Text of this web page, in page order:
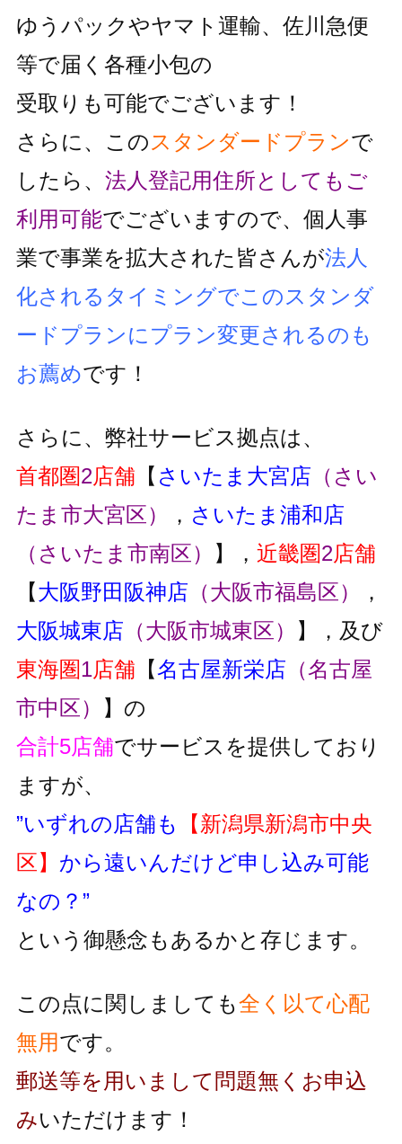
ゆうパックやヤマト運輸、佐川急便
等で届く各種小包の
受取りも可能でございます！
さらに、この スタンダードプランで
したら、 法人登記用住所としても ご
利用可能でございますので、個人事
業で事業を拡大された皆さんが法人
化されるタイミングでこのスタンダ
ードプランにプラン変更されるのも
お薦めです！
さらに、弊社サービス拠点は、
首都圏2店舗 【 さいたま大宮店 （さい
たま市大宮区）
， さいたま浦和店
（さいたま市南区）
】， 近畿圏2店舗
【大阪野田阪神店 （大阪市福島区）
，
大阪城東店 （大阪市城東区）
】，及び
東海圏1店舗 【名古屋新栄店 （名古屋
市中区）
】の
合計5店舗でサービスを提供しており
ますが、
”いずれの店舗も
【新潟県新潟市中央
区】 から遠いんだけど申し込み可能
なの？”
という御懸念もあるかと存じます。
この点に関しましても全く以て心配
無用です。
郵送等を用いまして問題無くお申込
みいただけます！